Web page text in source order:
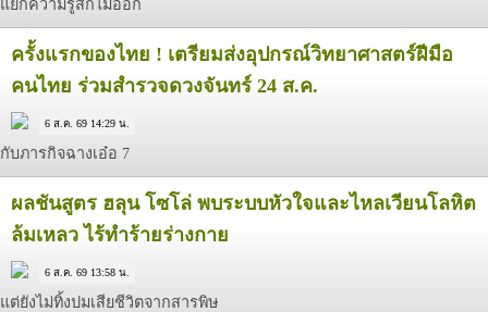
แยกความรู้สึกไม่ออก
ครั้งแรกของไทย ! เตรียมส่งอุปกรณ์วิทยาศาสตร์ฝีมือ
คนไทย ร่วมสำรวจดวงจันทร์ 24 ส.ค.
6 ส.ค. 69 14:29 น.
กับภารกิจฉางเอ๋อ 7
ผลชันสูตร ฮลุน โซโล่ พบระบบหัวใจและไหลเวียนโลหิต
ล้มเหลว ไร้ทำร้ายร่างกาย
6 ส.ค. 69 13:58 น.
แต่ยังไม่ทิ้งปมเสียชีวิตจากสารพิษ